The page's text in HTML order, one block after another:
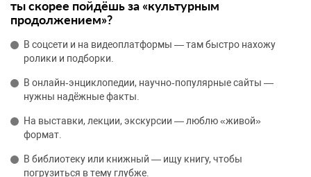
ты скорее пойдёшь за «культурным
продолжением»?
В соцсети и на видеоплатформы — там быстро нахожу
ролики и подборки.
В онлайн‑энциклопедии, научно‑популярные сайты —
нужны надёжные факты.
На выставки, лекции, экскурсии — люблю «живой»
формат.
В библиотеку или книжный — ищу книгу, чтобы
погрузиться в тему глубже.